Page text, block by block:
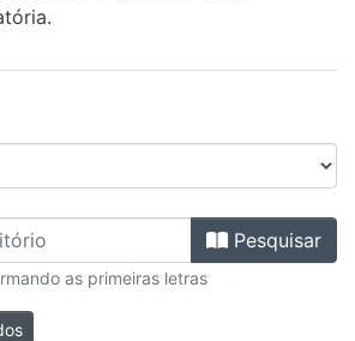
Pesquisar
as primeiras letras